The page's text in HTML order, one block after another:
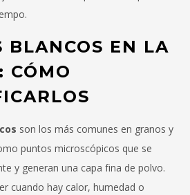
BLANCOS EN LA
CÓMO
son los más comunes en granos y
puntos microscópicos que se
y generan una capa fina de polvo.
cuando hay calor, humedad o